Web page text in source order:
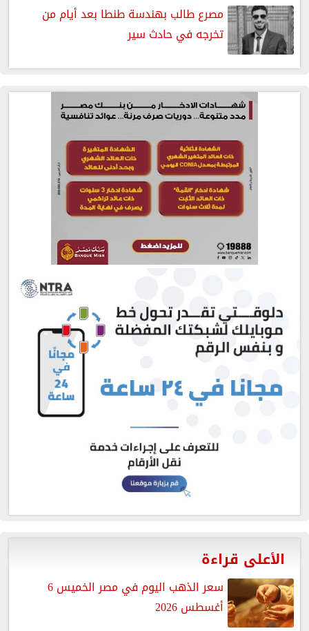
مصرع طالب بهندسة طنطا بعد أيام من
تخرجه في حادث سير
الأعلى قراءة
سعر الذهب اليوم في مصر الخميس 6
أغسطس 2026